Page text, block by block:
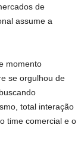
de
assume a
momento
se orgulhou de
total interação
time comercial e o